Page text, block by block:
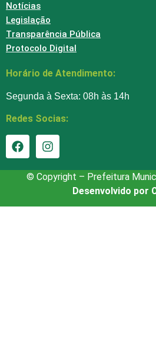
Notícias
Legislação
Transparência Pública
Protocolo Digital
Horário de Atendimento:
Segunda à Sexta: 08h às 14h
Redes Socias:
© Copyright – Prefeitura
Desenvolvido por